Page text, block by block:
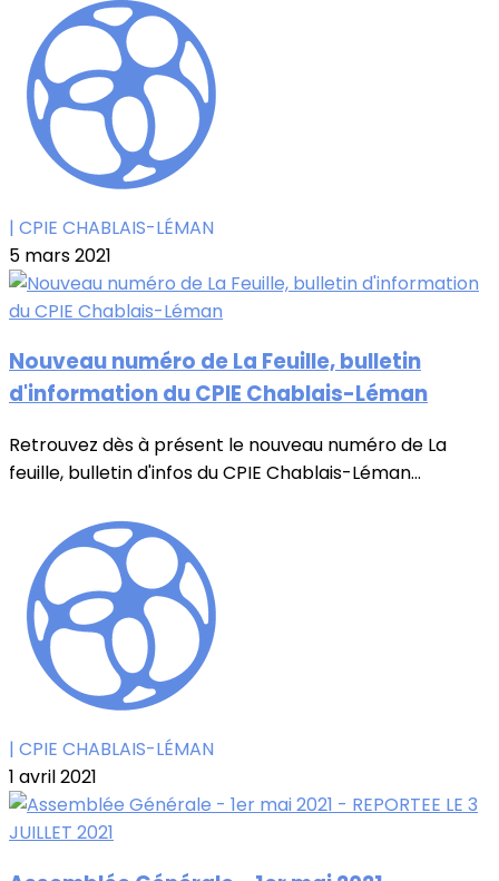
| CPIE CHABLAIS-LÉMAN
5 mars 2021
Nouveau numéro de La Feuille, bulletin
d'information du CPIE Chablais-Léman
Retrouvez dès à présent le nouveau numéro de La
feuille, bulletin d'infos du CPIE Chablais-Léman...
| CPIE CHABLAIS-LÉMAN
1 avril 2021